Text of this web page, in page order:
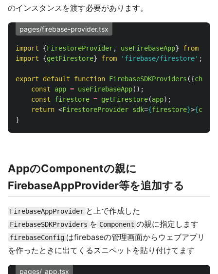
のインスタンスを渡す必要があります。
pages/firebase-provider.tsx
import {FirestoreProvider, useFirebaseApp} from
import
{getFirestore} from ' firebase/firestore' ;
export default function FirebaseSDKProviders ({
const
app = useFirebaseApp();
const
firestore = getFirestore(app);
return <FirestoreProvider sdk={firestore}>{
}
AppのComponentの親に
FirebaseAppProvider等を追加する
FirebaseAppProvider と上で作成した
FirebaseSDKProviders を Component の親に指定します
firebaseConfig はfirebaseの管理画面からウェブアプリ
を作ったときに出てくるスニペットを貼り付けてます
pages/_app.tsx